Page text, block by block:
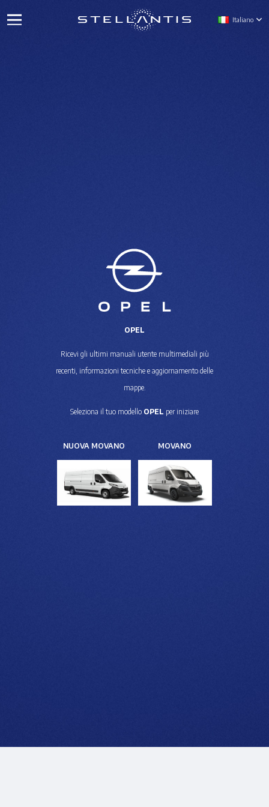
Italiano
OPEL
Ricevi gli ultimi manuali utente multimediali più
recenti, informazioni tecniche e aggiornamento delle
mappe.
Seleziona il tuo modello OPEL per iniziare
NUOVA MOVANO MOVANO